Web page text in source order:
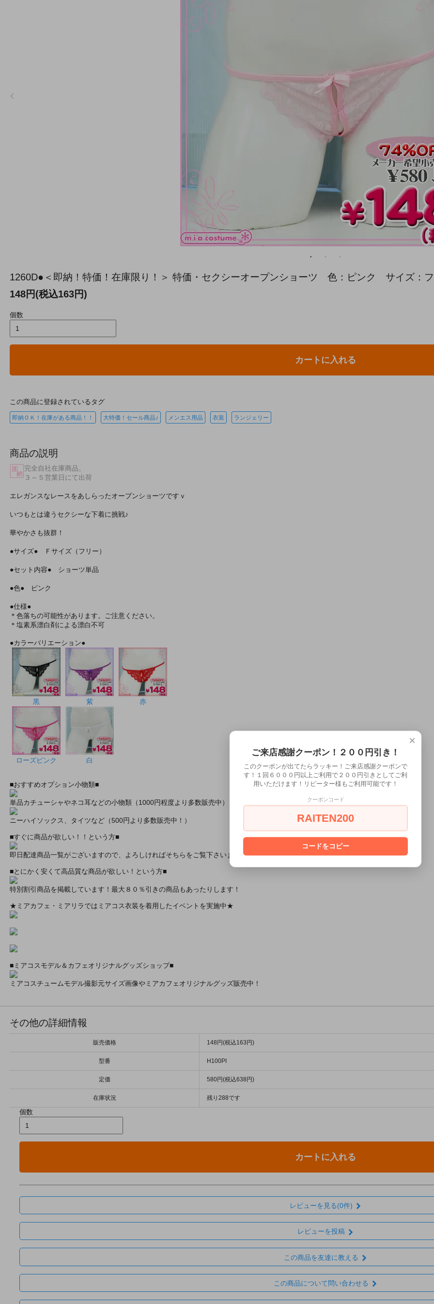
1260D●＜即納！特価！在庫限り！＞ 特価・セクシーオープンショーツ 色：ピンク サイズ：
148円(税込163円)
個数
カートに入れる
この商品に登録されているタグ
即納ＯＫ！在庫がある商品！！ 大特価！セール商品♪ メンエス用品 衣装 ランジェリー
商品の説明
完全自社在庫商品。
３～５営業日にて出荷
エレガンスなレースをあしらったオープンショーツですｖ
いつもとは違うセクシーな下着に挑戦♪
華やかさも抜群！
●サイズ● Ｆサイズ（フリー）
●セット内容● ショーツ単品
●色● ピンク
●仕様●
＊色落ちの可能性があります。ご注意ください。
＊塩素系漂白剤による漂白不可
●カラーバリエーション●
黒 紫 赤
ローズピンク 白
■おすすめオプション小物類■
単品カチューシャやネコ耳などの小物類（1000円程度より多数販売中）
ニーハイソックス、タイツなど（500円より多数販売中！）
■すぐに商品が欲しい！！という方■
即日配達商品一覧がございますので、よろしければそちらをご覧下さいませ。
■とにかく安くて高品質な商品が欲しい！という方■
特別割引商品を掲載しています！最大８０％引きの商品もあったりします！
★ミアカフェ・ミアリラではミアコス衣装を着用したイベントを実施中★
■ミアコスモデル＆カフェオリジナルグッズショップ■
ミアコスチュームモデル撮影元サイズ画像やミアカフェオリジナルグッズ販売中！
その他の詳細情報
販売価格 148円(税込163円)
型番 H100PI
定価 580円(税込638円)
在庫状況 残り288です
個数
カートに入れる
レビューを見る(0件)
レビューを投稿
この商品を友達に教える
この商品について問い合わせる
×
ご来店感謝クーポン！２００円引き！
このクーポンが出てたらラッキー！ご来店感謝クーポンで
す！１回６０００円以上ご利用で２００円引きとしてご利
用いただけます！リピーター様もご利用可能です！
クーポンコード
RAITEN200
コードをコピー